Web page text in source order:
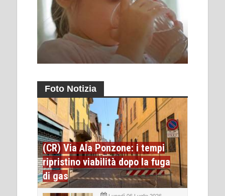
Foto Notizia
(CR) Via Ala Ponzone: i tempi
ripristino viabilità dopo la fuga
di gas